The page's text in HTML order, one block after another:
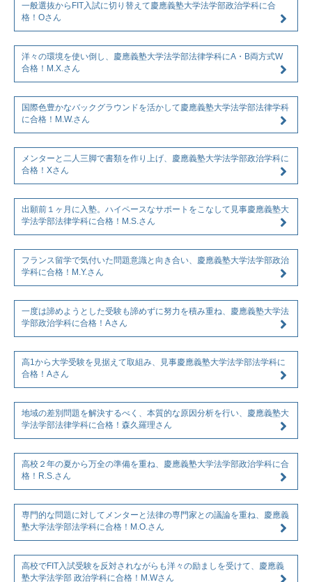
一般選抜からFIT入試に切り替えて慶應義塾大学法学部政治学科に合
格！Oさん
洋々の環境を使い倒し、慶應義塾大学法学部法律学科にA・B両方式W
合格！M.X.さん
国際色豊かなバックグラウンドを活かして慶應義塾大学法学部法律学科
に合格！M.W.さん
メンターと二人三脚で書類を作り上げ、慶應義塾大学法学部政治学科に
合格！Xさん
出願前１ヶ月に入塾。ハイペースなサポートをこなして見事慶應義塾大
学法学部法律学科に合格！M.S.さん
フランス留学で気付いた問題意識と向き合い、慶應義塾大学法学部政治
学科に合格！M.Y.さん
一度は諦めようとした受験も諦めずに努力を積み重ね、慶應義塾大学法
学部政治学科に合格！Aさん
高1から大学受験を見据えて取組み、見事慶應義塾大学法学部法学科に
合格！Aさん
地域の差別問題を解決するべく、本質的な原因分析を行い、慶應義塾大
学法学部法律学科に合格！森久羅理さん
高校２年の夏から万全の準備を重ね、慶應義塾大学法学部政治学科に合
格！R.S.さん
専門的な問題に対してメンターと法律の専門家との議論を重ね、慶應義
塾大学法学部法学科に合格！M.O.さん
高校でFIT入試受験を反対されながらも洋々の励ましを受けて、慶應義
塾大学法学部 政治学科に合格！M.Wさん